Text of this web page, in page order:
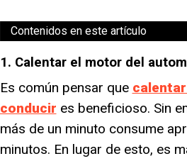
Contenidos en este artículo
1. Calentar el motor del
Es común pensar que
conducir es beneficioso. Sin
más de un minuto consume
minutos. En lugar de esto, es